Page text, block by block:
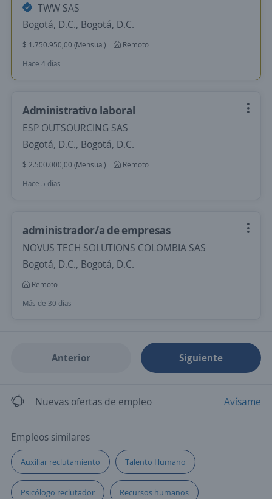
TWW SAS
Bogotá, D.C., Bogotá, D.C.
$ 1.750.950,00 (Mensual)
Remoto
Hace 4 días
Administrativo laboral
ESP OUTSOURCING SAS
Bogotá, D.C., Bogotá, D.C.
$ 2.500.000,00 (Mensual)
Remoto
Hace 5 días
administrador/a de empresas
NOVUS TECH SOLUTIONS COLOMBIA SAS
Bogotá, D.C., Bogotá, D.C.
Remoto
Más de 30 días
Anterior Siguiente
Nuevas ofertas de empleo Avísame
Empleos similares
Auxiliar reclutamiento Talento Humano
Psicólogo reclutador Recursos humanos